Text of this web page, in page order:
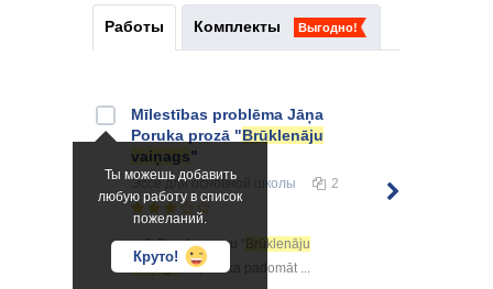
Работы Комплекты Выгодно!
Ты можешь добавить
любую работу в список
пожеланий.
Круто!
Mīlestības problēma Jāņa
Poruka prozā "Brūklenāju
vaiņags"
Эсседля основной школы 2
... J. Poruka prozu “ Brūklenāju
vaiņags
”, tā lika padomāt ...